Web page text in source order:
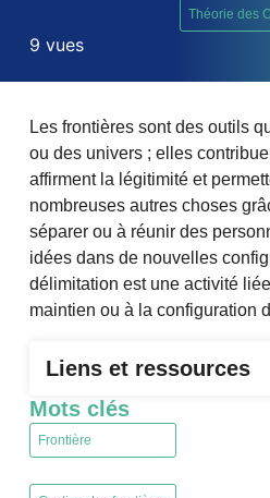
Théorie des
9 vues
Les frontières sont des outils
ou des univers ; elles
affirment la légitimité et
nombreuses autres choses
séparer ou à réunir des
idées dans de nouvelles
délimitation est une activité
maintien ou à la configuration
Liens et ressources
Mots clés
Frontière